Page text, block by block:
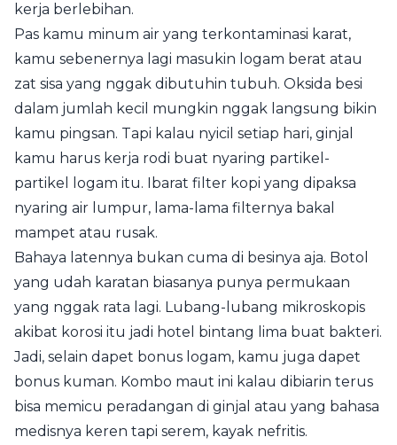
kerja berlebihan.
Pas kamu minum air yang terkontaminasi karat,
kamu sebenernya lagi masukin logam berat atau
zat sisa yang nggak dibutuhin tubuh. Oksida besi
dalam jumlah kecil mungkin nggak langsung bikin
kamu pingsan. Tapi kalau nyicil setiap hari, ginjal
kamu harus kerja rodi buat nyaring partikel-
partikel logam itu. Ibarat filter kopi yang dipaksa
nyaring air lumpur, lama-lama filternya bakal
mampet atau rusak.
Bahaya latennya bukan cuma di besinya aja. Botol
yang udah karatan biasanya punya permukaan
yang nggak rata lagi. Lubang-lubang mikroskopis
akibat korosi itu jadi hotel bintang lima buat bakteri.
Jadi, selain dapet bonus logam, kamu juga dapet
bonus kuman. Kombo maut ini kalau dibiarin terus
bisa memicu peradangan di ginjal atau yang bahasa
medisnya keren tapi serem, kayak nefritis.